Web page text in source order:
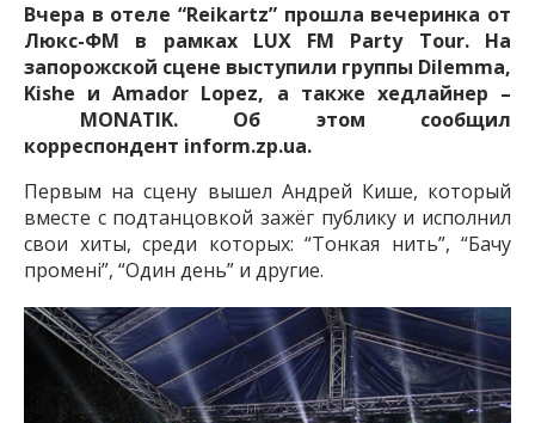
Вчера в отеле “Reikartz” прошла вечеринка от
Люкс-ФМ в рамках LUX FM Party Tour. На
запорожской сцене выступили группы Dilemma,
Kishe и Amador Lopez, а также хедлайнер –
MONATIK. Об этом сообщил
корреспондент inform.zp.ua.
Первым на сцену вышел Андрей Кише, который
вместе с подтанцовкой зажёг публику и исполнил
свои хиты, среди которых: “Тонкая нить”, “Бачу
промені”, “Один день” и другие.